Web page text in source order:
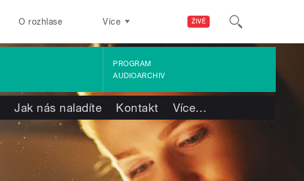
ŽIVĚ
O rozhlase Více
PROGRAM
AUDIOARCHIV
Jak nás naladíte Kontakt Více…